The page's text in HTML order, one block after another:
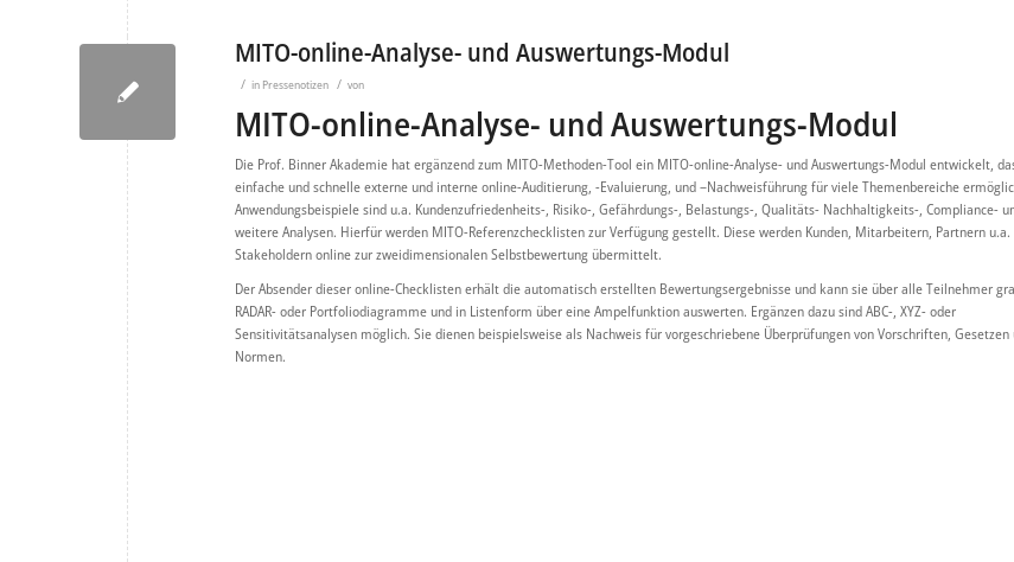
MITO-online-Analyse- und Auswertungs-Modul
/ in Pressenotizen / von
MITO-online-Analyse- und Auswertungs-Modul
Die Prof. Binner Akademie hat ergänzend zum MITO-Methoden-Tool ein MITO-online-Analyse- und Auswertungs-Modul entwickelt,
einfache und schnelle externe und interne online-Auditierung, -Evaluierung, und –Nachweisführung für viele Themenbereiche
Anwendungsbeispiele sind u.a. Kundenzufriedenheits-, Risiko-, Gefährdungs-, Belastungs-, Qualitäts- Nachhaltigkeits-, Compliance-
weitere Analysen. Hierfür werden MITO-Referenzchecklisten zur Verfügung gestellt. Diese werden Kunden, Mitarbeitern, Partnern u.a.
Stakeholdern online zur zweidimensionalen Selbstbewertung übermittelt.
Der Absender dieser online-Checklisten erhält die automatisch erstellten Bewertungsergebnisse und kann sie über alle Teilnehmer
RADAR- oder Portfoliodiagramme und in Listenform über eine Ampelfunktion auswerten. Ergänzen dazu sind ABC-, XYZ- oder
Sensitivitätsanalysen möglich. Sie dienen beispielsweise als Nachweis für vorgeschriebene Überprüfungen von Vorschriften, Gesetzen
Normen.